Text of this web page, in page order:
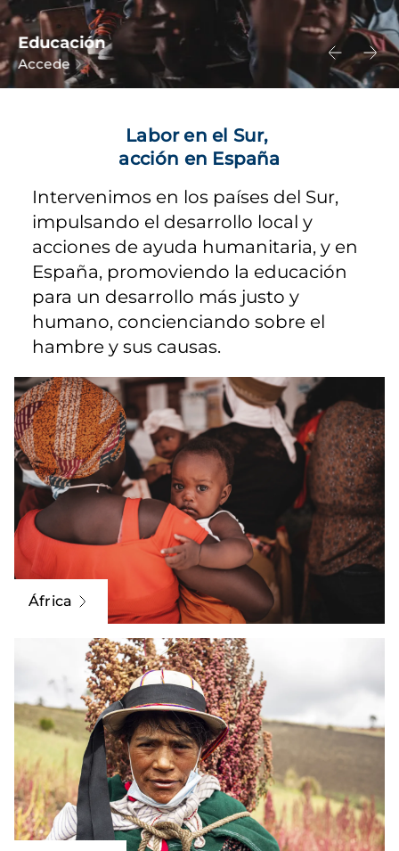
Educación
Accede
Labor en el Sur,
acción en España
Intervenimos en los países del Sur,
impulsando el desarrollo local y
acciones de ayuda humanitaria, y en
España, promoviendo la educación
para un desarrollo más justo y
humano, concienciando sobre el
hambre y sus causas.
África